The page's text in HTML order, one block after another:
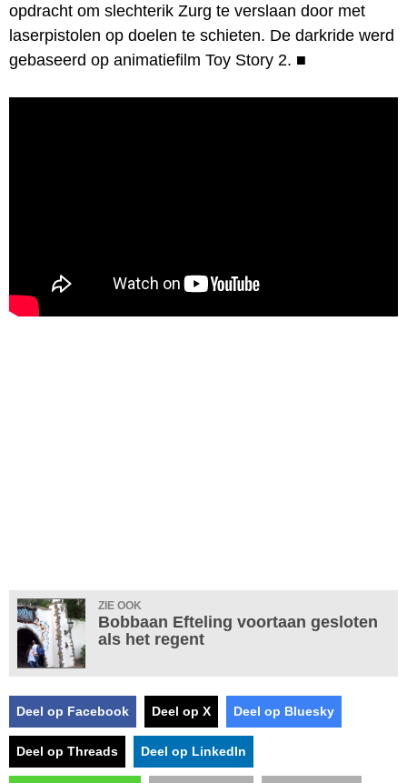
opdracht om slechterik Zurg te verslaan door met
laserpistolen op doelen te schieten. De darkride werd
gebaseerd op animatiefilm Toy Story 2. ■
ZIE OOK
Bobbaan Efteling voortaan gesloten
als het regent
Deel op Facebook Deel op X Deel op Bluesky
Deel op Threads Deel op LinkedIn